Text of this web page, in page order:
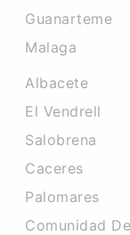
Guanarteme
Malaga
Albacete
El Vendrell
Salobrena
Caceres‎
Palomares
Comunidad